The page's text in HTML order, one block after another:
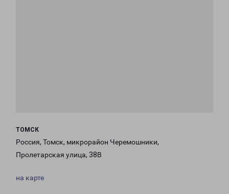
ТОМСК
Россия, Томск, микрорайон Черемошники,
Пролетарская улица, 38В
на карте